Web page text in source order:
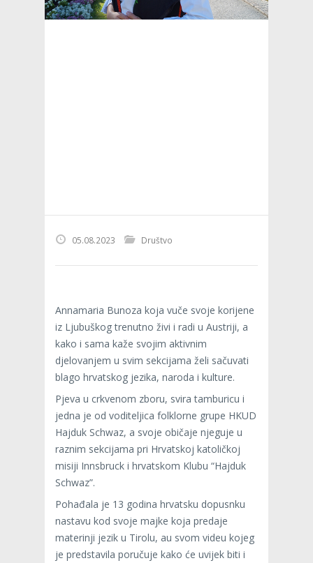
05.08.2023 Društvo
Annamaria Bunoza koja vuče svoje korijene
iz Ljubuškog trenutno živi i radi u Austriji, a
kako i sama kaže svojim aktivnim
djelovanjem u svim sekcijama želi sačuvati
blago hrvatskog jezika, naroda i kulture.
Pjeva u crkvenom zboru, svira tamburicu i
jedna je od voditeljica folklorne grupe HKUD
Hajduk Schwaz, a svoje običaje njeguje u
raznim sekcijama pri Hrvatskoj katoličkoj
misiji Innsbruck i hrvatskom Klubu “Hajduk
Schwaz”.
Pohađala je 13 godina hrvatsku dopusnku
nastavu kod svoje majke koja predaje
materinji jezik u Tirolu, au svom videu kojeg
je predstavila poručuje kako će uvijek biti i